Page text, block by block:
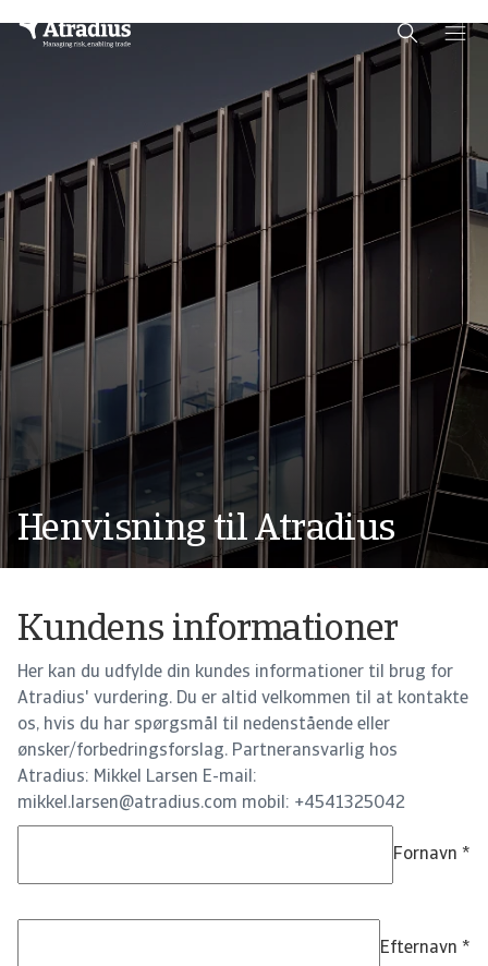
Henvisning til Atradius
Kundens informationer
Her kan du udfylde din kundes informationer til brug for
Atradius' vurdering. Du er altid velkommen til at kontakte
os, hvis du har spørgsmål til nedenstående eller
ønsker/forbedringsforslag. Partneransvarlig hos
Atradius: Mikkel Larsen E-mail:
mikkel.larsen@atradius.com mobil: +4541325042
Fornavn *
Efternavn *